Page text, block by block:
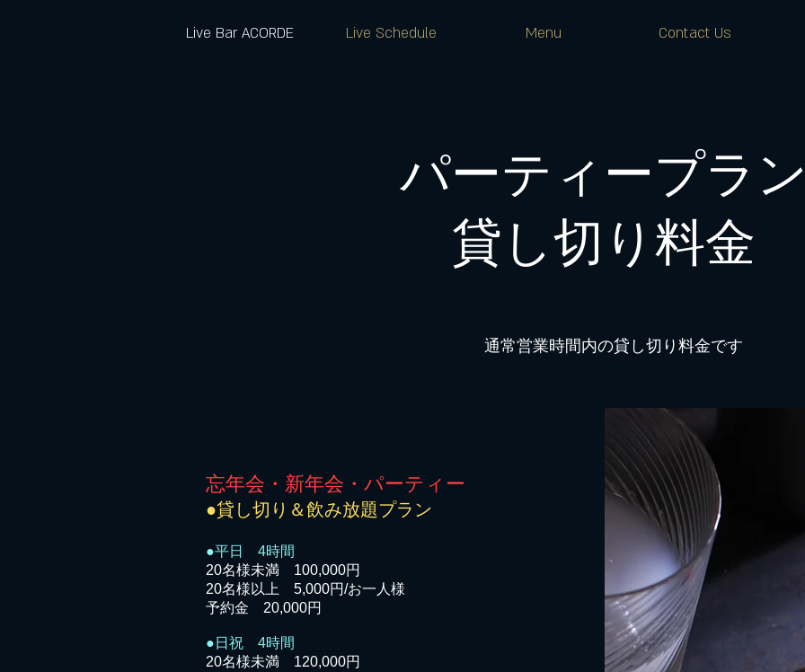
Live Bar ACORDE Live Schedule Menu Contact Us
パーティープラ
​貸し切り料金
通常営業時間内の貸し切り料金です
忘年会・新年会・パーティー
●貸し切り＆飲み放題プラン
●平日 4時間
20名様未満 100,000円
20名様以上 5,000円/お一人様
予約金 20,000円
●日祝 4時間
20名様未満 120,000円